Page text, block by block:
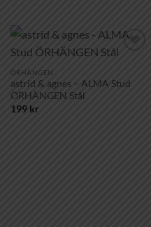
ÖRHÄNGEN
astrid & agnes – ALMA Stud
ÖRHÄNGEN Stål
199 kr